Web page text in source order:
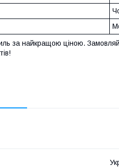
за найкращою ціною.